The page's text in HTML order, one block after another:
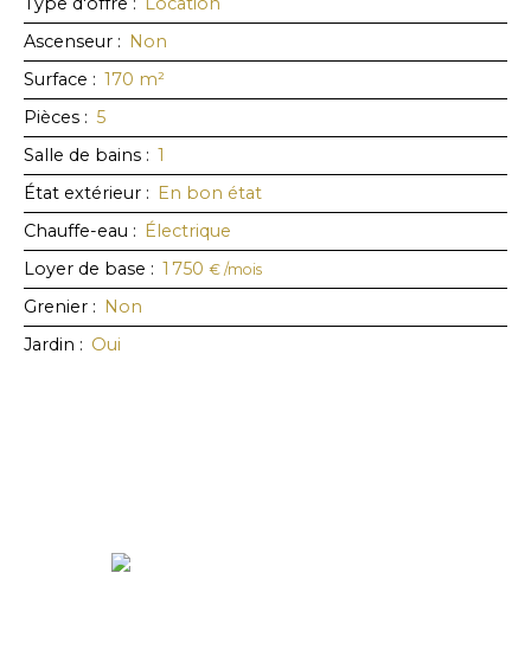
Ascenseur : Non
Surface : 170 m²
Pièces : 5
Salle de bains : 1
État extérieur : En bon état
Chauffe-eau : Électrique
Loyer de base : 1 750 € /mois
Grenier : Non
Jardin : Oui